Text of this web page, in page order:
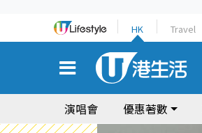
HK Travel
演唱會 優惠著數